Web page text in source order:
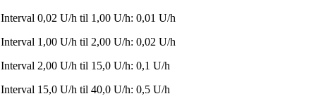
Interval 0,02 U/h til 1,00 U/h: 0,01 U/h
Interval 1,00 U/h til 2,00 U/h: 0,02 U/h
Interval 2,00 U/h til 15,0 U/h: 0,1 U/h
Interval 15,0 U/h til 40,0 U/h: 0,5 U/h